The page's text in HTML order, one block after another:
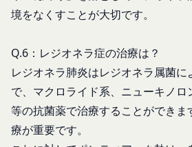
境をなくすことが大切です。
Q.6：レジオネラ症の治療は？
レジオネラ肺炎はレジオネラ属菌
で、マクロライド系、ニューキノ
等の抗菌薬で治療することができ
療が重要です。
が必要になる場合があります。
当社は、国家安全保障、法の執行
場合、お客様情報の全部または一
があります。
当社は、当社の利用規約の執行
お客様の保護のために、開示が
と判断する場合、お客様情報の全
示することがあります。
するその他のサービスの利用に
があり、又は現在受けている場
未成年者、成年被後見人、被
人のいずれかであって、法定
佐人又は補助人の同意等を得
会員登録の申請に虚偽の事項
合